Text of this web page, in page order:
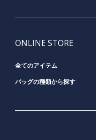
ONLINE STORE
全てのアイテム
バッグの種類から探す